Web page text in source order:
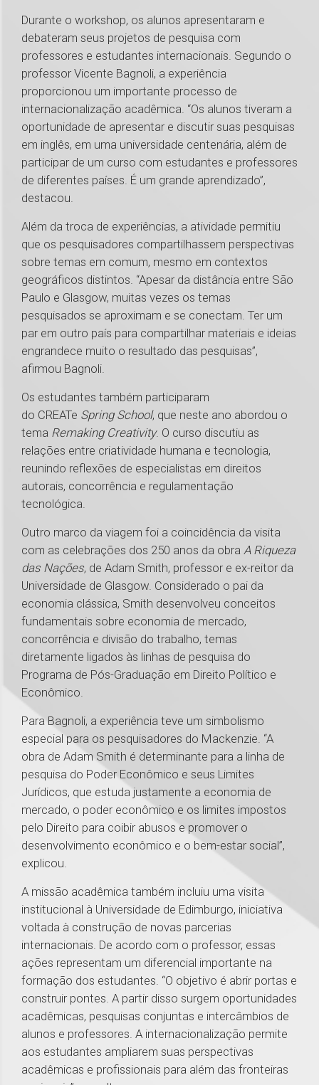
Durante o workshop, os alunos apresentaram e
debateram seus projetos de pesquisa com
professores e estudantes internacionais. Segundo o
professor Vicente Bagnoli, a experiência
proporcionou um importante processo de
internacionalização acadêmica. “Os alunos tiveram a
oportunidade de apresentar e discutir suas pesquisas
em inglês, em uma universidade centenária, além de
participar de um curso com estudantes e professores
de diferentes países. É um grande aprendizado”,
destacou.
Além da troca de experiências, a atividade permitiu
que os pesquisadores compartilhassem perspectivas
sobre temas em comum, mesmo em contextos
geográficos distintos. “Apesar da distância entre São
Paulo e Glasgow, muitas vezes os temas
pesquisados se aproximam e se conectam. Ter um
par em outro país para compartilhar materiais e ideias
engrandece muito o resultado das pesquisas”,
afirmou Bagnoli.
Os estudantes também participaram
do CREATe Spring School, que neste ano abordou o
tema Remaking Creativity. O curso discutiu as
relações entre criatividade humana e tecnologia,
reunindo reflexões de especialistas em direitos
autorais, concorrência e regulamentação
tecnológica.
Outro marco da viagem foi a coincidência da visita
com as celebrações dos 250 anos da obra A Riqueza
das Nações, de Adam Smith, professor e ex-reitor da
Universidade de Glasgow. Considerado o pai da
economia clássica, Smith desenvolveu conceitos
fundamentais sobre economia de mercado,
concorrência e divisão do trabalho, temas
diretamente ligados às linhas de pesquisa do
Programa de Pós-Graduação em Direito Político e
Econômico.
Para Bagnoli, a experiência teve um simbolismo
especial para os pesquisadores do Mackenzie. “A
obra de Adam Smith é determinante para a linha de
pesquisa do Poder Econômico e seus Limites
Jurídicos, que estuda justamente a economia de
mercado, o poder econômico e os limites impostos
pelo Direito para coibir abusos e promover o
desenvolvimento econômico e o bem-estar social”,
explicou.
A missão acadêmica também incluiu uma visita
institucional à Universidade de Edimburgo, iniciativa
voltada à construção de novas parcerias
internacionais. De acordo com o professor, essas
ações representam um diferencial importante na
formação dos estudantes. “O objetivo é abrir portas e
construir pontes. A partir disso surgem oportunidades
acadêmicas, pesquisas conjuntas e intercâmbios de
alunos e professores. A internacionalização permite
aos estudantes ampliarem suas perspectivas
acadêmicas e profissionais para além das fronteiras